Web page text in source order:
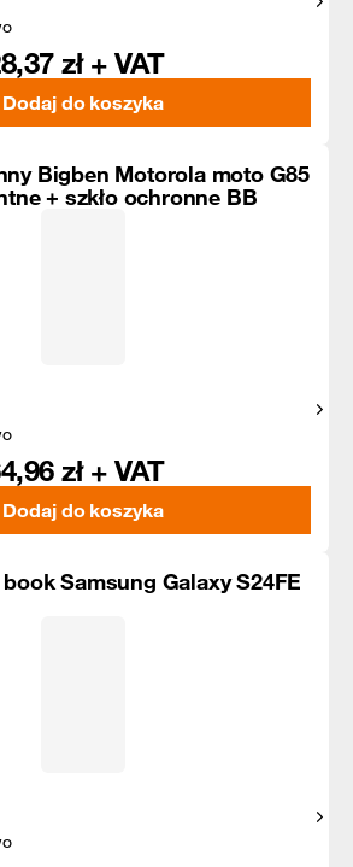
zł + VAT
Dodaj do koszyka
Bigben Motorola moto G85
+ szkło ochronne BB
zł + VAT
Dodaj do koszyka
Samsung Galaxy S24FE